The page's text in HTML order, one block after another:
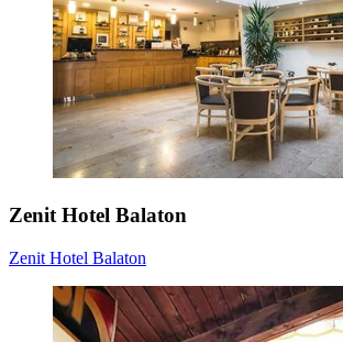
Zenit Hotel Balaton
Zenit Hotel Balaton